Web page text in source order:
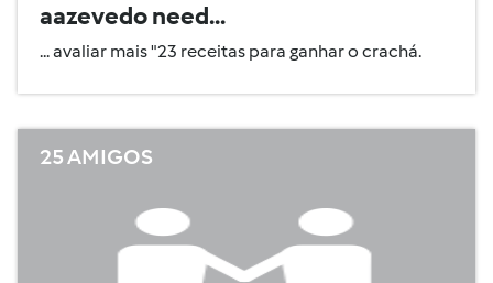
aazevedo need...
... avaliar mais "23 receitas para ganhar o crachá.
25 AMIGOS